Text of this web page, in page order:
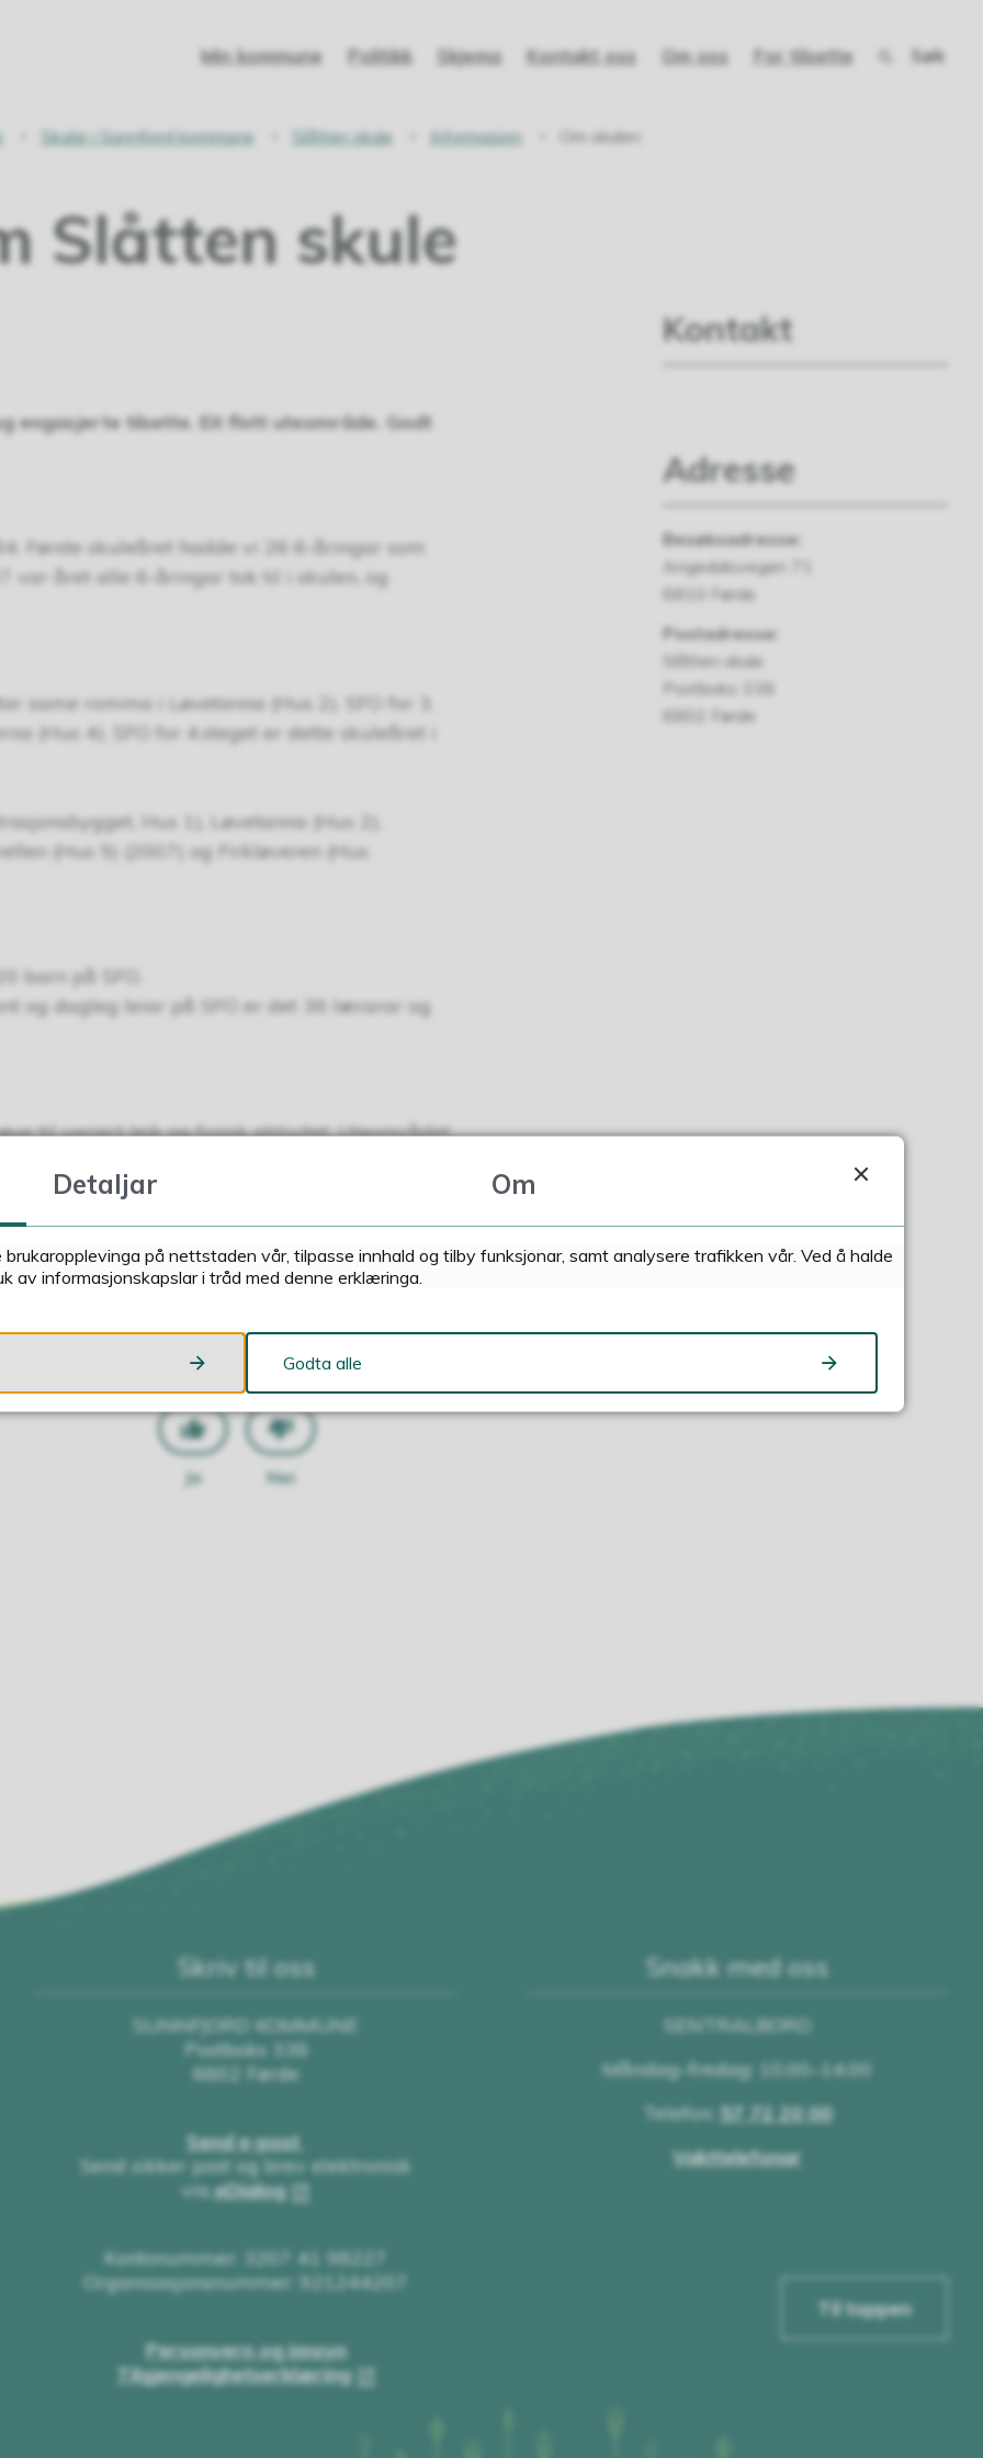
Min kommune Politikk Skjema Kontakt oss Om oss For tilsette Søk
Skular i Sunnfjord kommune Slåtten skule Informasjon Om skulen
Slåtten skule
engasjerte tilsette. Eit flott uteområde. Godt
Første skuleåret hadde vi 26 6-åringar som
var året alle 6-åringar tok til i skulen, og
same romma i Løvetanna (Hus 2). SFO for 3.
(Hus 4). SFO for 4.steget er dette skuleåret i
Hus 1), Løvetanna (Hus 2),
(Hus 5) (2007) og Firkløveren (Hus
barn på SFO.
og dagleg leiar på SFO er det 38 lærarar og
til variert leik og fysisk aktivitet. Uteområdet
I Grindbygget er der klartevegg,
våre.
Kontakt
Adresse
Besøksadresse:
Angedalsvegen 71
6810 Førde
Postadresse:
Slåtten skule
Postboks 338
6802 Førde
Fann du det du leitte etter?
Ja Nei
Skriv til oss
SUNNFJORD KOMMUNE
Postboks 338
6802 Førde
Send e-post
Send sikker post og brev elektronisk
viaeDialog
Kontonummer: 3207 41 98227
Organisasjonsnummer: 921244207
Personvern og innsyn
Tilgjengelighetserklæring
Snakk med oss
SENTRALBORD
Måndag–fredag: 10.00–14.00
Telefon: 57 72 20 00
Vakttelefonar
Til toppen
Detaljar Om
på nettstaden vår, tilpasse innhald og tilby funksjonar, samt analysere trafikken vår. Ved å halde
av informasjonskapslar i tråd med denne erklæringa.
Godta alle